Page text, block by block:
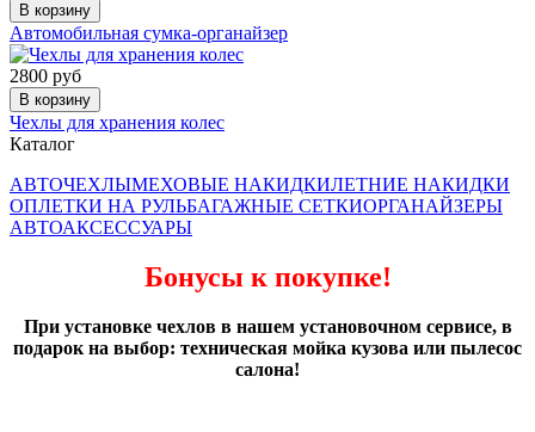
В корзину
Автомобильная сумка-органайзер
2800 руб
В корзину
Чехлы для хранения колес
Каталог
АВТОЧЕХЛЫМЕХОВЫЕ НАКИДКИЛЕТНИЕ НАКИДКИ
ОПЛЕТКИ НА РУЛЬБАГАЖНЫЕ СЕТКИОРГАНАЙЗЕРЫ
АВТОАКСЕССУАРЫ
Бонусы к покупке!
При установке чехлов в нашем установочном сервисе, в
подарок на выбор: техническая мойка кузова или пылесос
салона!